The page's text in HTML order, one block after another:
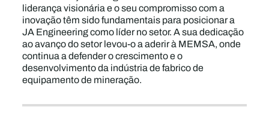
liderança visionária e o seu compromisso com a
inovação têm sido fundamentais para posicionar a
JA Engineering como líder no setor. A sua dedicação
ao avanço do setor levou-o a aderir à MEMSA, onde
continua a defender o crescimento e o
desenvolvimento da indústria de fabrico de
equipamento de mineração.